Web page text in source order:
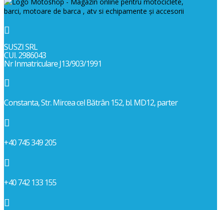

SUSZI SRL
CUI. 2986043
Nr Inmatriculare J13/903/1991

Constanta, Str. Mircea cel Bătrân 152, bl. MD12, parter

+40 745 349 205

+40 742 133 155
